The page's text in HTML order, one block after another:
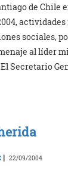
de Chile
sociales,
al líder
Secretario
| 22/09/2004